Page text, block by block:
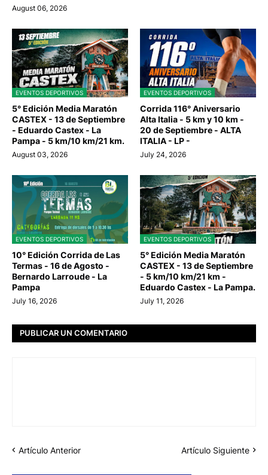
August 06, 2026
EVENTOS DEPORTIVOS
5° Edición Media Maratón
CASTEX - 13 de Septiembre
- Eduardo Castex - La
Pampa - 5 km/10 km/21 km.
August 03, 2026
EVENTOS DEPORTIVOS
Corrida 116° Aniversario
Alta Italia - 5 km y 10 km -
20 de Septiembre - ALTA
ITALIA - LP -
July 24, 2026
EVENTOS DEPORTIVOS
10° Edición Corrida de Las
Termas - 16 de Agosto -
Bernardo Larroude - La
Pampa
July 16, 2026
EVENTOS DEPORTIVOS
5° Edición Media Maratón
CASTEX - 13 de Septiembre
- 5 km/10 km/21 km -
Eduardo Castex - La Pampa.
July 11, 2026
PUBLICAR UN COMENTARIO
Artículo Anterior Artículo Siguiente